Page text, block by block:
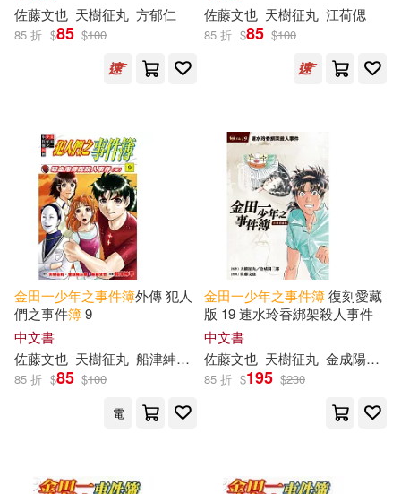
佐藤文也 天樹征丸 方郁仁
85 折 $85 $100
佐藤文也 天樹征丸 江荷偲
85 折 $85 $100
金田一少年之事件簿外傳 犯人
們之事件簿9
中文書
佐藤文也 天樹征丸 船津紳平 金成陽三郎 陳姿君
85 折 $85 $100
電
金田一少年之事件簿復刻愛藏
版 19 速水玲香綁架殺人事件
中文書
佐藤文也 天樹征丸 金成陽三郎
85 折 $195 $230